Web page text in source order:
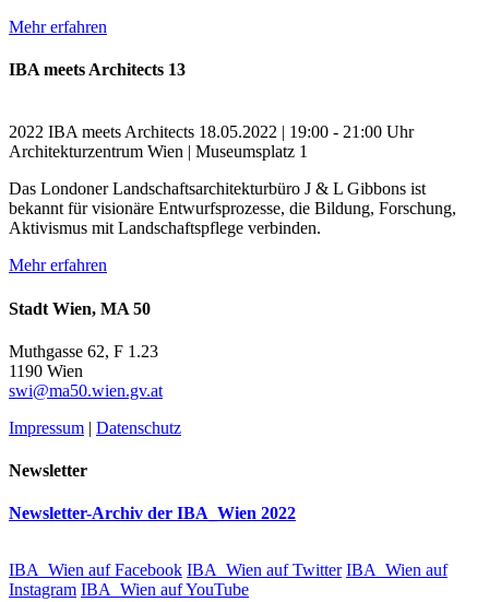
Mehr erfahren
IBA meets Architects 13
2022 IBA meets Architects 18.05.2022 | 19:00 - 21:00 Uhr
Architekturzentrum Wien | Museumsplatz 1
Das Londoner Landschaftsarchitekturbüro J & L Gibbons ist
bekannt für visionäre Entwurfsprozesse, die Bildung, Forschung,
Aktivismus mit Landschaftspflege verbinden.
Mehr erfahren
Stadt Wien, MA 50
Muthgasse 62, F 1.23
1190 Wien
swi@ma50.wien.gv.at
Impressum | Datenschutz
Newsletter
Newsletter-Archiv der IBA_Wien 2022
IBA_Wien auf Facebook IBA_Wien auf Twitter IBA_Wien auf
Instagram IBA_Wien auf YouTube